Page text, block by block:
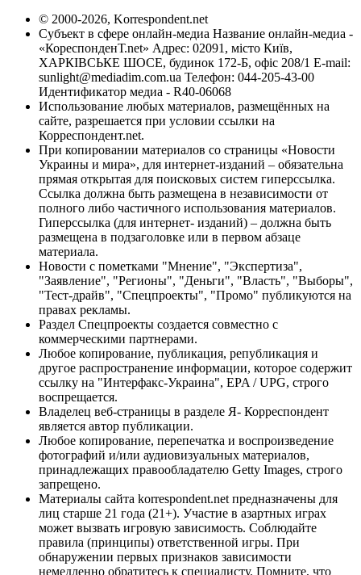
© 2000-2026, Korrespondent.net
Субъект в сфере онлайн-медиа Название онлайн-медиа -
«КореспонденТ.net» Адрес: 02091, місто Київ,
ХАРКІВСЬКЕ ШОСЕ, будинок 172-Б, офіс 208/1 E-mail:
sunlight@mediadim.com.ua Телефон: 044-205-43-00
Идентификатор медиа - R40-06068
Использование любых материалов, размещённых на
сайте, разрешается при условии ссылки на
Корреспондент.net.
При копировании материалов со страницы «Новости
Украины и мира», для интернет-изданий – обязательна
прямая открытая для поисковых систем гиперссылка.
Ссылка должна быть размещена в независимости от
полного либо частичного использования материалов.
Гиперссылка (для интернет- изданий) – должна быть
размещена в подзаголовке или в первом абзаце
материала.
Новости с пометками "Мнение", "Экспертиза",
"Заявление", "Регионы", "Деньги", "Власть", "Выборы",
"Тест-драйв", "Спецпроекты", "Промо" публикуются на
правах рекламы.
Раздел Спецпроекты создается совместно с
коммерческими партнерами.
Любое копирование, публикация, републикация и
другое распространение информации, которое содержит
ссылку на "Интерфакс-Украина", EPA / UPG, строго
воспрещается.
Владелец веб-страницы в разделе Я- Корреспондент
является автор публикации.
Любое копирование, перепечатка и воспроизведение
фотографий и/или аудиовизуальных материалов,
принадлежащих правообладателю Getty Images, строго
запрещено.
Материалы сайта korrespondent.net предназначены для
лиц старше 21 года (21+). Участие в азартных играх
может вызвать игровую зависимость. Соблюдайте
правила (принципы) ответственной игры. При
обнаружении первых признаков зависимости
немедленно обратитесь к специалисту. Помните, что